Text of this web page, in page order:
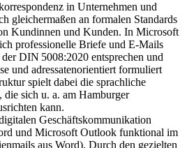
in Unternehmen und
gleichermaßen an formalen Standards
Kundinnen und Kunden. In Microsoft
professionelle Briefe und E‑Mails
DIN 5008:2020 entsprechen und
und adressatenorientiert formuliert
spielt dabei die sprachliche
sich u. a. am Hamburger
kann.
Geschäftskommunikation
und Microsoft Outlook funktional im
aus Word). Durch den gezielten